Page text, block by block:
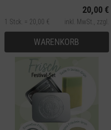
20,00 €
1 Stck. = 20,00 € inkl. MwSt., zzgl.
Versand
WARENKORB